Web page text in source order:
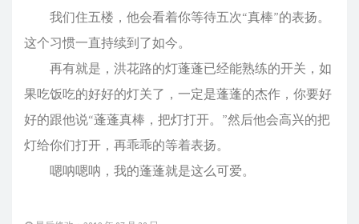
我们住五楼，他会看着你等待五次“真棒”的表扬。
这个习惯一直持续到了如今。
再有就是，洪花路的灯蓬蓬已经能熟练的开关，如
果吃饭吃的好好的灯关了，一定是蓬蓬的杰作，你要好
好的跟他说“蓬蓬真棒，把灯打开。”然后他会高兴的把
灯给你们打开，再乖乖的等着表扬。
嗯呐嗯呐，我的蓬蓬就是这么可爱。